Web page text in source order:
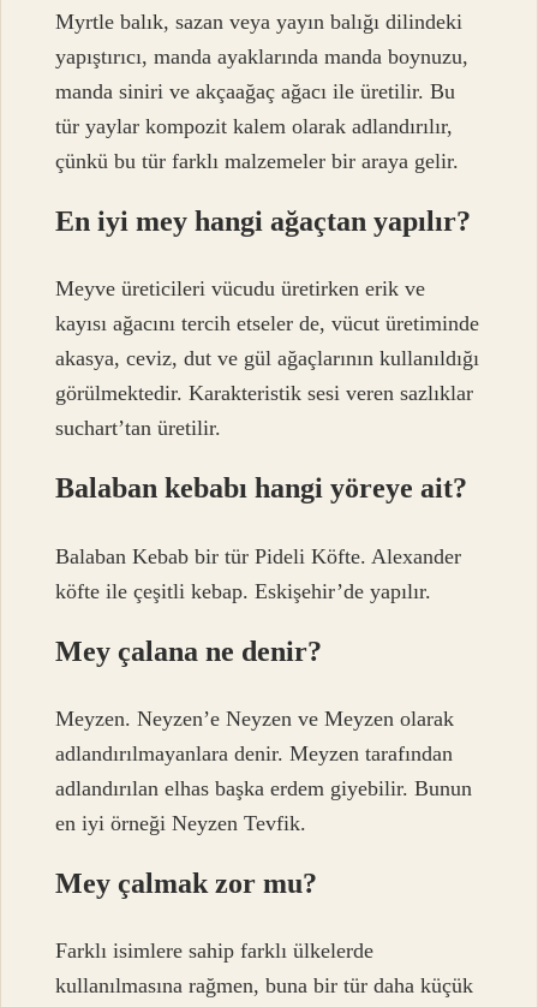
Myrtle balık, sazan veya yayın balığı dilindeki
yapıştırıcı, manda ayaklarında manda boynuzu,
manda siniri ve akçaağaç ağacı ile üretilir. Bu
tür yaylar kompozit kalem olarak adlandırılır,
çünkü bu tür farklı malzemeler bir araya gelir.
En iyi mey hangi ağaçtan yapılır?
Meyve üreticileri vücudu üretirken erik ve
kayısı ağacını tercih etseler de, vücut üretiminde
akasya, ceviz, dut ve gül ağaçlarının kullanıldığı
görülmektedir. Karakteristik sesi veren sazlıklar
suchart’tan üretilir.
Balaban kebabı hangi yöreye ait?
Balaban Kebab bir tür Pideli Köfte. Alexander
köfte ile çeşitli kebap. Eskişehir’de yapılır.
Mey çalana ne denir?
Meyzen. Neyzen’e Neyzen ve Meyzen olarak
adlandırılmayanlara denir. Meyzen tarafından
adlandırılan elhas başka erdem giyebilir. Bunun
en iyi örneği Neyzen Tevfik.
Mey çalmak zor mu?
Farklı isimlere sahip farklı ülkelerde
kullanılmasına rağmen, buna bir tür daha küçük